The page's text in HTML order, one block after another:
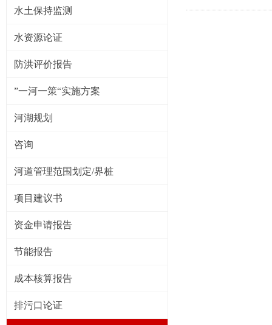
水土保持监测
水资源论证
防洪评价报告
”一河一策“实施方案
河湖规划
咨询
河道管理范围划定/界桩
项目建议书
资金申请报告
节能报告
成本核算报告
排污口论证